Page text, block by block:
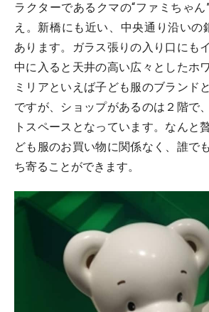
ラクターであるクマの“ファミちゃ
え。新橋にも近い、中央通り沿いの
あります。ガラス張りの入り口にも
中に入ると天井の高い広々としたホ
ミリアといえば子ども服のブランド
ですが、ショップがあるのは２階で
トスペースとなっています。なんと
ども服のお買い物に関係なく、誰で
ち寄ることができます。